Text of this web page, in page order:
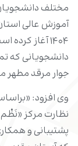
مختلف
آموزش عالی
۱۴۰۴ آغاز کرده است.
دانشجویانی که
جوار مرقد مطهر
وی افزود:
نظارت مرکز
پشتیبانی و